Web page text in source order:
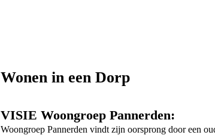
Wonen in een Dorp
VISIE Woongroep Pannerden:
Woongroep Pannerden vindt zijn oorsprong door een